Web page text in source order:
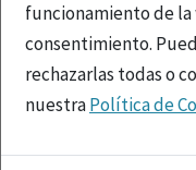
funcionamiento de
consentimiento.
rechazarlas todas o
nuestraPolítica de
Toda la información